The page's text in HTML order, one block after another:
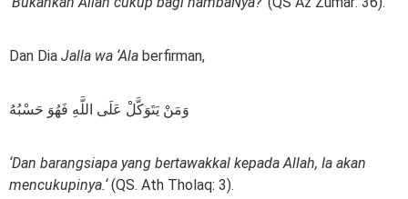
Dan Dia Jalla wa ‘Ala berfirman,
وَمَنْ يَتَوَكَّلْ عَلَى اللَّهِ فَهُوَ حَسْبُهُ
‘Dan barangsiapa yang bertawakkal kepada Allah, Ia akan
mencukupinya.‘(QS. Ath Tholaq: 3).